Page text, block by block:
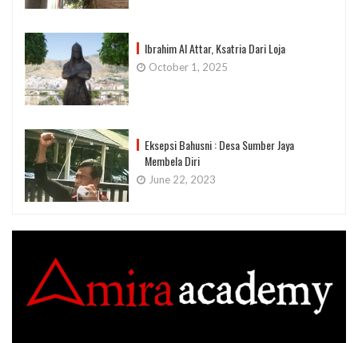
Ibrahim Al Attar, Ksatria Dari Loja
October 1, 2025
Eksepsi Bahusni : Desa Sumber Jaya
Membela Diri
June 22, 2023